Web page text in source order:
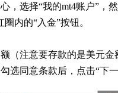
，选择“我的mt4账户”，
内的“入金”按钮。
（注意要存款的是美元金
选同意条款后，点击“下一